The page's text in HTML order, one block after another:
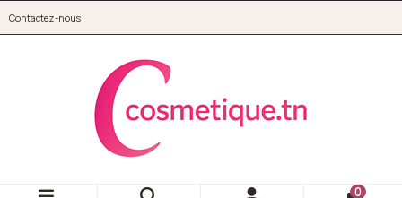
Contactez-nous
0